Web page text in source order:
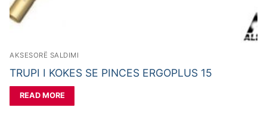
AKSESORË SALDIMI
TRUPI I KOKES SE PINCES ERGOPLUS 15
READ MORE